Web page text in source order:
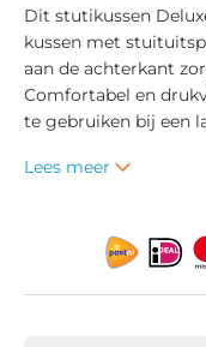
Dit stutikussen
kussen met
aan de achterkant
Comfortabel en
te gebruiken bij een
Lees meer